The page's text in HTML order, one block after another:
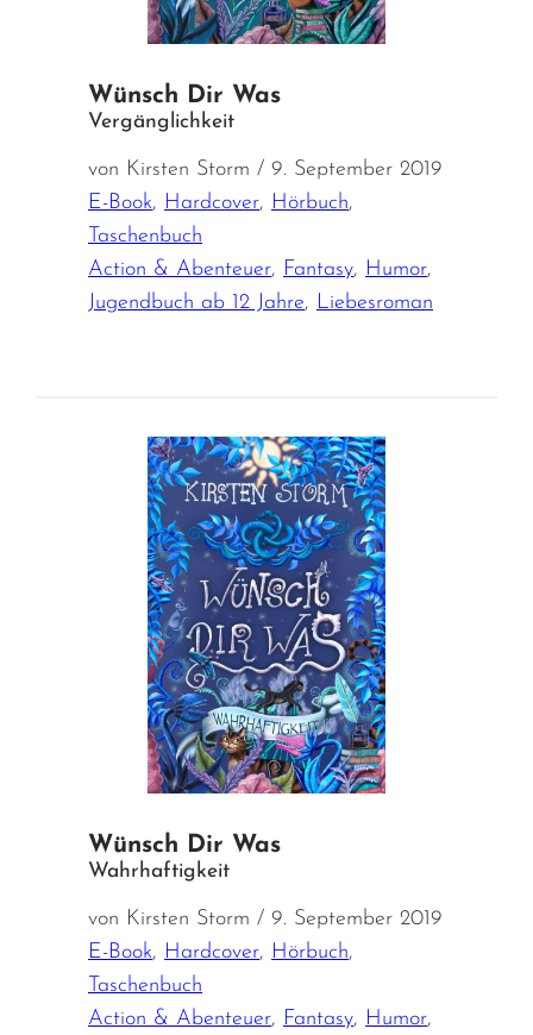
Wünsch Dir Was
Vergänglichkeit
von Kirsten Storm / 9. September 2019
E-Book, Hardcover, Hörbuch,
Taschenbuch
Action & Abenteuer, Fantasy, Humor,
Jugendbuch ab 12 Jahre, Liebesroman
Wünsch Dir Was
Wahrhaftigkeit
von Kirsten Storm / 9. September 2019
E-Book, Hardcover, Hörbuch,
Taschenbuch
Action & Abenteuer, Fantasy, Humor,